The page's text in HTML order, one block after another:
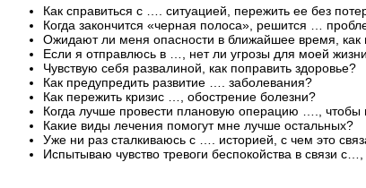
Как справиться с …. ситуацией, пережить ее без
Когда закончится «черная полоса», решится …
Ожидают ли меня опасности в ближайшее время, как
Если я отправлюсь в …, нет ли угрозы для моей
Чувствую себя развалиной, как поправить здоровье?
Как предупредить развитие …. заболевания?
Как пережить кризис …, обострение болезни?
Когда лучше провести плановую операцию …., чтобы
Какие виды лечения помогут мне лучше остальных?
Уже ни раз сталкиваюсь с …. историей, с чем это
Испытываю чувство тревоги беспокойства в связи